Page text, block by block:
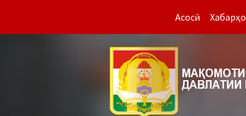
Асосӣ Хабарҳо